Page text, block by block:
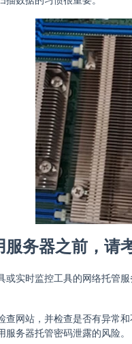
务器之前，请
或实时监控工具的网络托管
查网站，并检查是否有异常
服务器托管密码泄露的风险。